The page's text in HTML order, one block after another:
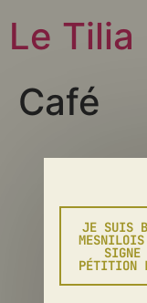
Le Tilia
Café
JE SUIS
SIGNE
PÉTITION